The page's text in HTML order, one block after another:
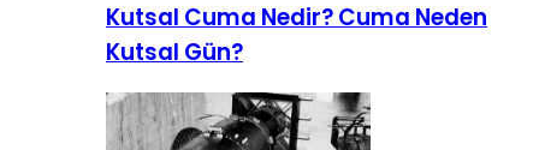
Kutsal Cuma Nedir? Cuma Neden
Kutsal Gün?